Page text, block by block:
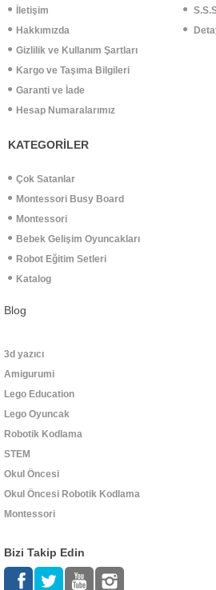
İletişim
Hakkımızda
Gizlilik ve Kullanım Şartları
Kargo ve Taşıma Bilgileri
Garanti ve İade
Hesap Numaralarımız
KATEGORİLER
Çok Satanlar
Montessori Busy Board
Montessori
Bebek Gelişim Oyuncakları
Robot Eğitim Setleri
Katalog
Blog
3d yazıcı
Amigurumi
Lego Education
Lego Oyuncak
Robotik Kodlama
STEM
Okul Öncesi
Okul Öncesi Robotik Kodlama
Montessori
Bizi Takip Edin